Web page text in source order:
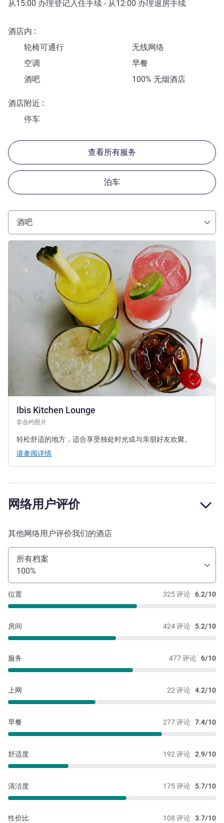
从15:00 办理登记入住手续 - 从12:00 办理退房手续
酒店内
轮椅可通行
无线网络
空调
早餐
酒吧
100% 无烟酒店
酒店附近
停车
查看所有服务
泊车
酒吧
Ibis Kitchen Lounge
非合约照片
请参阅详情
轻松舒适的地方，适合享受独处时光或与亲朋好友欢聚。
请参阅详情
网络用户评价
其他网络用户评价我们的酒店
所有档案
100%
325 评论 6.2/10
位置
424 评论 5.2/10
房间
477 评论 6/10
服务
22 评论 4.2/10
上网
277 评论 7.4/10
早餐
192 评论 2.9/10
舒适度
175 评论 5.7/10
清洁度
108 评论 3.7/10
性价比